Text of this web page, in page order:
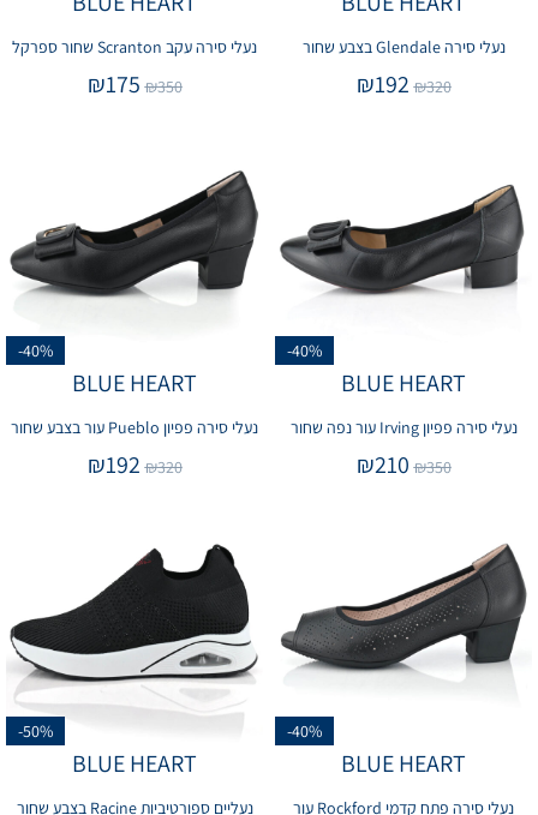
נעלי סירה Glendale בצבע שחור
₪320
₪192
נעלי סירה עקב Scranton שחור ספרקל
₪350
₪175
-40%
BLUE HEART
נעלי סירה פפיון Irving עור נפה שחור
₪350
₪210
-40%
BLUE HEART
נעלי סירה פפיון Pueblo עור בצבע שחור
₪320
₪192
-40%
BLUE HEART
נעלי סירה פתח קדמי Rockford עור
-50%
BLUE HEART
נעליים ספורטיביות Racine בצבע שחור